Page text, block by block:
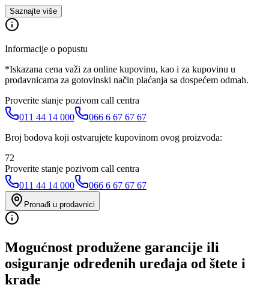
Saznajte više
Informacije o popustu
*Iskazana cena važi za online kupovinu, kao i za kupovinu u
prodavnicama za gotovinski način plaćanja sa dospećem odmah.
Proverite stanje pozivom call centra
011 44 14 000
066 6 67 67 67
Broj bodova koji ostvarujete kupovinom ovog proizvoda:
72
Proverite stanje pozivom call centra
011 44 14 000
066 6 67 67 67
Pronađi u prodavnici
Mogućnost produžene garancije ili
osiguranje određenih uređaja od štete i
krađe